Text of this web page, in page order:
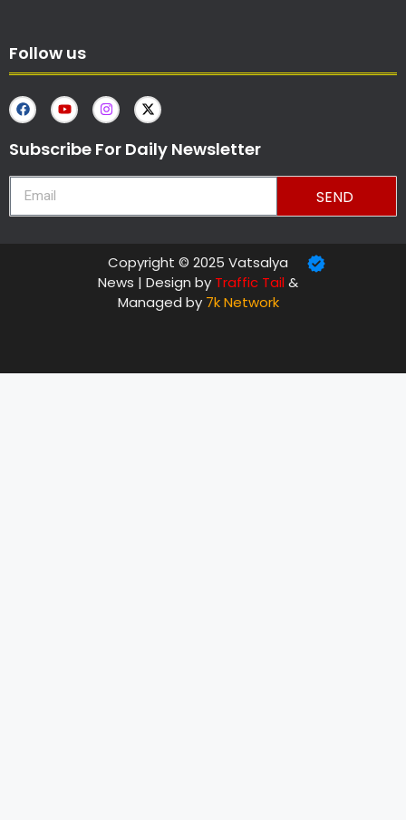
Follow us
Subscribe For Daily Newsletter
SEND
Copyright © 2025 Vatsalya
News | Design by Traffic Tail&
Managed by 7k Network